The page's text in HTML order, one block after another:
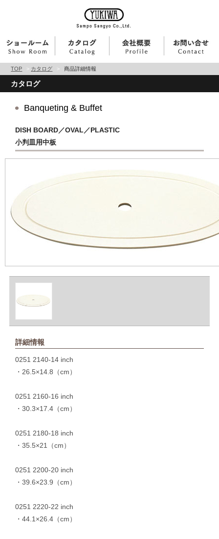
TOP > カタログ > 商品詳細情報
カタログ
Banqueting & Buffet
DISH BOARD／OVAL／PLASTIC
小判皿用中板
詳細情報
0251 2140-14 inch
・26.5×14.8（cm）
0251 2160-16 inch
・30.3×17.4（cm）
0251 2180-18 inch
・35.5×21（cm）
0251 2200-20 inch
・39.6×23.9（cm）
0251 2220-22 inch
・44.1×26.4（cm）